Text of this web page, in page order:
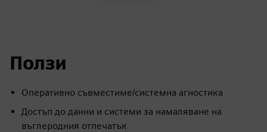
Ползи
Оперативно съвместиме/системна агностика
Достъп до данни и системи за намаляване на
въглеродния отпечатък